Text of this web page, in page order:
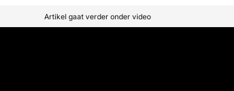
Artikel gaat verder onder video